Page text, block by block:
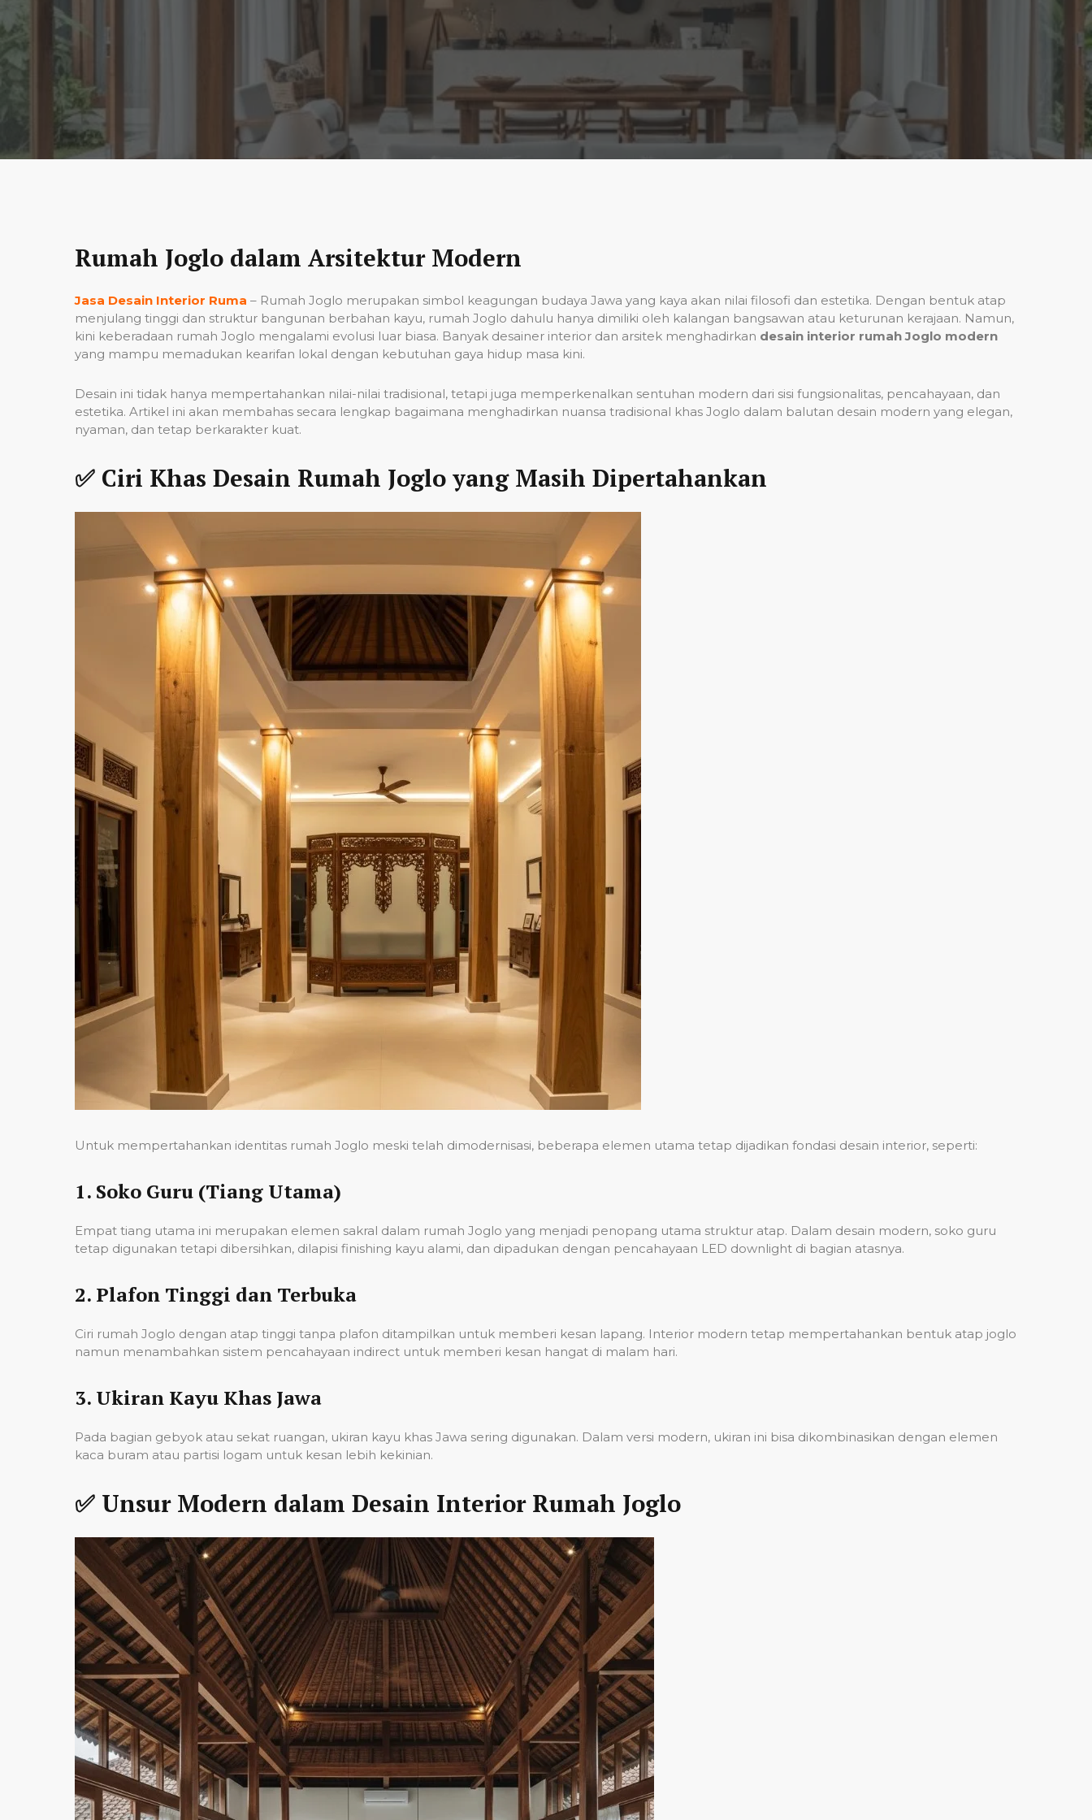
Rumah Joglo dalam Arsitektur Modern
Jasa Desain Interior Ruma – Rumah Joglo merupakan simbol keagungan budaya Jawa yang kaya akan nilai filosofi dan estetika. Dengan bentuk atap
menjulang tinggi dan struktur bangunan berbahan kayu, rumah Joglo dahulu hanya dimiliki oleh kalangan bangsawan atau keturunan kerajaan. Namun,
kini keberadaan rumah Joglo mengalami evolusi luar biasa. Banyak desainer interior dan arsitek menghadirkan desain interior rumah Joglo modern
yang mampu memadukan kearifan lokal dengan kebutuhan gaya hidup masa kini.
Desain ini tidak hanya mempertahankan nilai-nilai tradisional, tetapi juga memperkenalkan sentuhan modern dari sisi fungsionalitas, pencahayaan, dan
estetika. Artikel ini akan membahas secara lengkap bagaimana menghadirkan nuansa tradisional khas Joglo dalam balutan desain modern yang elegan,
nyaman, dan tetap berkarakter kuat.
✅ Ciri Khas Desain Rumah Joglo yang Masih Dipertahankan
Untuk mempertahankan identitas rumah Joglo meski telah dimodernisasi, beberapa elemen utama tetap dijadikan fondasi desain interior, seperti:
1. Soko Guru (Tiang Utama)
Empat tiang utama ini merupakan elemen sakral dalam rumah Joglo yang menjadi penopang utama struktur atap. Dalam desain modern, soko guru
tetap digunakan tetapi dibersihkan, dilapisi finishing kayu alami, dan dipadukan dengan pencahayaan LED downlight di bagian atasnya.
2. Plafon Tinggi dan Terbuka
Ciri rumah Joglo dengan atap tinggi tanpa plafon ditampilkan untuk memberi kesan lapang. Interior modern tetap mempertahankan bentuk atap joglo
namun menambahkan sistem pencahayaan indirect untuk memberi kesan hangat di malam hari.
3. Ukiran Kayu Khas Jawa
Pada bagian gebyok atau sekat ruangan, ukiran kayu khas Jawa sering digunakan. Dalam versi modern, ukiran ini bisa dikombinasikan dengan elemen
kaca buram atau partisi logam untuk kesan lebih kekinian.
✅ Unsur Modern dalam Desain Interior Rumah Joglo